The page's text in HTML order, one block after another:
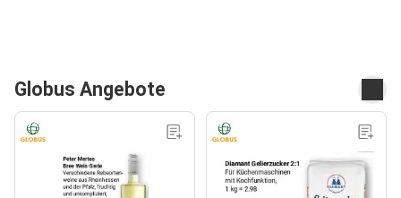
Globus Angebote